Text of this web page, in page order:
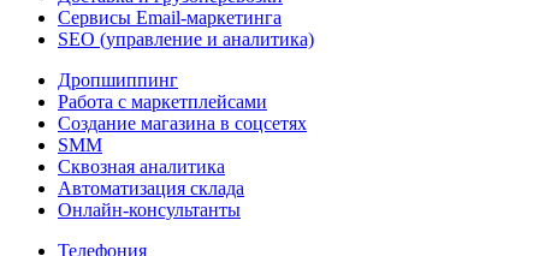
Сервисы Email-маркетинга
SEO (управление и аналитика)
Дропшиппинг
Работа с маркетплейсами
Создание магазина в соцсетях
SMM
Сквозная аналитика
Автоматизация склада
Онлайн-консультанты
Телефония